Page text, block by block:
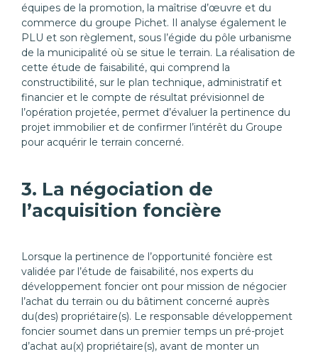
équipes de la promotion, la maîtrise d’œuvre et du
commerce du groupe Pichet. Il analyse également le
PLU et son règlement, sous l’égide du pôle urbanisme
de la municipalité où se situe le terrain. La réalisation de
cette étude de faisabilité, qui comprend la
constructibilité, sur le plan technique, administratif et
financier et le compte de résultat prévisionnel de
l’opération projetée, permet d’évaluer la pertinence du
projet immobilier et de confirmer l’intérêt du Groupe
pour acquérir le terrain concerné.
3. La négociation de
l’acquisition foncière
Lorsque la pertinence de l’opportunité foncière est
validée par l’étude de faisabilité, nos experts du
développement foncier ont pour mission de négocier
l’achat du terrain ou du bâtiment concerné auprès
du(des) propriétaire(s). Le responsable développement
foncier soumet dans un premier temps un pré-projet
d’achat au(x) propriétaire(s), avant de monter un